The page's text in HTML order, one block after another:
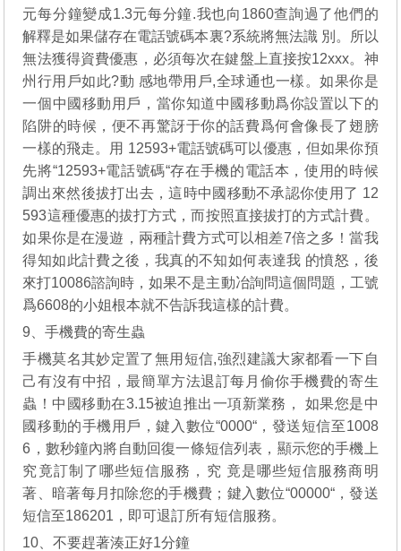
元每分鐘變成1.3元每分鐘.我也向1860查詢過了他們的
解釋是如果儲存在電話號碼本裏?系統將無法識 別。所以
無法獲得資費優惠，必須每次在鍵盤上直接按12xxx。神
州行用戶如此?動 感地帶用戶,全球通也一樣。如果你是
一個中國移動用戶，當你知道中國移動爲你設置以下的
陷阱的時候，便不再驚訝于你的話費爲何會像長了翅膀
一樣的飛走。用 12593+電話號碼可以優惠，但如果你預
先將“12593+電話號碼“存在手機的電話本，使用的時候
調出來然後拔打出去，這時中國移動不承認你使用了 12
593這種優惠的拔打方式，而按照直接拔打的方式計費。
如果你是在漫遊，兩種計費方式可以相差7倍之多！當我
得知如此計費之後，我真的不知如何表達我 的憤怒，後
來打10086諮詢時，如果不是主動冶詢問這個問題，工號
爲6608的小姐根本就不告訴我這樣的計費。
9、手機費的寄生蟲
手機莫名其妙定置了無用短信,強烈建議大家都看一下自
己有沒有中招，最簡單方法退訂每月偷你手機費的寄生
蟲！中國移動在3.15被迫推出一項新業務， 如果您是中
國移動的手機用戶，鍵入數位“0000“，發送短信至1008
6，數秒鐘內將自動回復一條短信列表，顯示您的手機上
究竟訂制了哪些短信服務，究 竟是哪些短信服務商明
著、暗著每月扣除您的手機費；鍵入數位“00000“，發送
短信至186201，即可退訂所有短信服務。
10、不要趕著湊正好1分鐘